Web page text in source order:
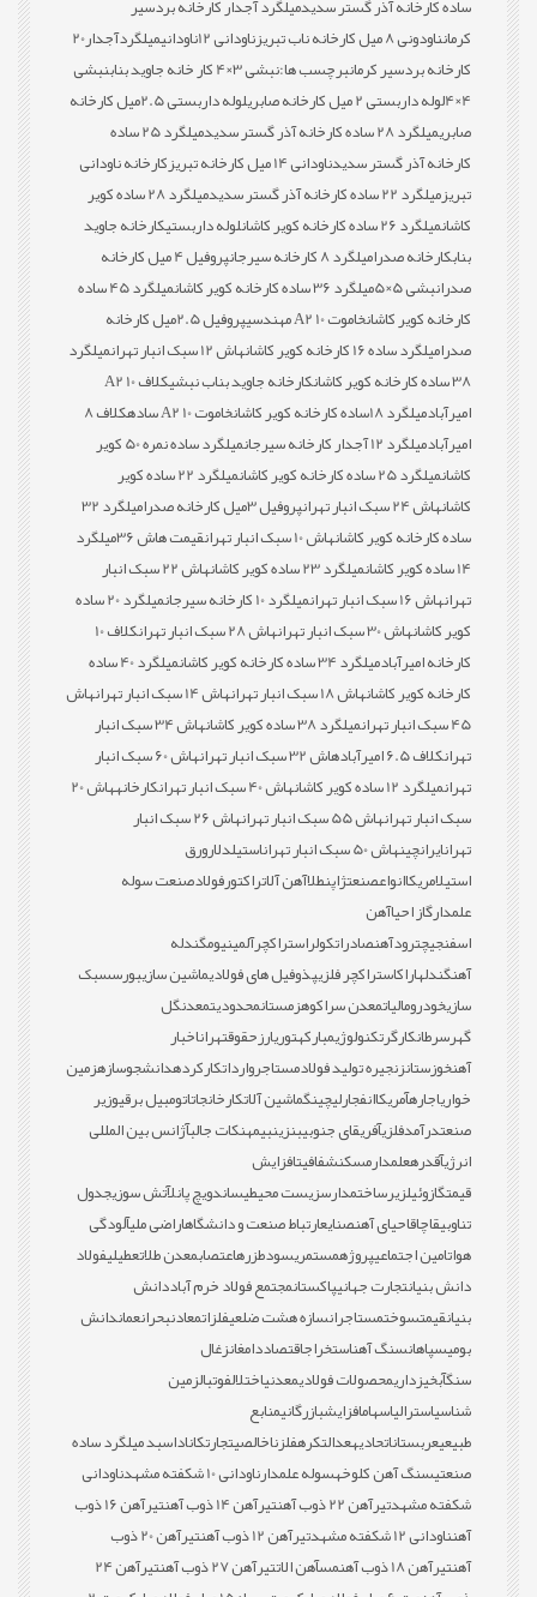
ساده کارخانه آذر گستر سدیدمیلگرد آجدار کارخانه بردسیر
کرمانناودونی 8 میل کارخانه ناب تبریز ناودانی 12 ناودانی
میلگردآجدار20
کارخانه بردسیر کرمانبرچسب ها:نبشی 3×4 کار خانه جاوید بناب
نبشی
4×4 لوله داربستی 2 میل کارخانه صابری
لوله داربستی 2.5میل کارخانه
صابریمیلگرد 28 ساده کارخانه آذر گستر سدید
میلگرد 25 ساده
کارخانه آذر گستر سدیدناودانی 14 میل کارخانه تبریز
کارخانه ناودانی
تبریزمیلگرد 22 ساده کارخانه آذر گستر سدید
میلگرد 28 ساده کویر
کاشانمیلگرد 26 ساده کارخانه کویر کاشان لوله داربستیکارخانه جاوید
بنابکارخانه صدرامیلگرد 8 کارخانه سیرجان
پروفیل 4 میل کارخانه
صدرانبشی 5×5 میلگرد 36 ساده کارخانه کویر کاشان
میلگرد 45 ساده
کارخانه کویر کاشانخاموت 10 A2 مهندسی
پروفیل 2.5میل کارخانه
صدرامیلگرد ساده 16 کارخانه کویر کاشان هاش 12 سبک انبار تهران
میلگرد
38 ساده کارخانه کویر کاشان
کارخانه جاوید بناب نبشی
کلاف 10 A2
امیرآبادمیلگرد 18ساده کارخانه کویر کاشان خاموت 10 A2 ساده
کلاف 8
امیرآبادمیلگرد 12 آجدار کارخانه سیرجان
میلگرد ساده نمره 50 کویر
کاشانمیلگرد 25 ساده کارخانه کویر کاشان
میلگرد 22 ساده کویر
کاشانهاش 24 سبک انبار تهران پروفیل 3میل کارخانه صدرا
میلگرد 32
ساده کارخانه کویر کاشانهاش 10 سبک انبار تهران قیمت هاش 36
میلگرد
14 ساده کویر کاشان
میلگرد 23 ساده کویر کاشان
هاش 22 سبک انبار
تهرانهاش 16 سبک انبار تهران میلگرد 10 کارخانه سیرجان
میلگرد 20 ساده
کویر کاشانهاش 30 سبک انبار تهران هاش 28 سبک انبار تهران
کلاف 10
کارخانه امیرآبادمیلگرد 34 ساده کارخانه کویر کاشان
میلگرد 40 ساده
کارخانه کویر کاشانهاش 18 سبک انبار تهران هاش 14 سبک انبار تهران
هاش
45 سبک انبار تهران
میلگرد 38 ساده کویر کاشان
هاش 34 سبک انبار
تهرانکلاف 6.5 امیرآباد هاش 32 سبک انبار تهران
هاش 60 سبک انبار
تهرانمیلگرد 12 ساده کویر کاشان هاش 40 سبک انبار تهران کارخانه
هاش 20
سبک انبار تهرانهاش 55 سبک انبار تهران
هاش 26 سبک انبار
تهرانایرانچینهاش 50 سبک انبار تهران استیلدلارورق
استیلامریکاانواعصنعتژاپنطلاآهن آلاتراکتورفولادصنعت سوله
علمدارگاز احیاآهن
اسفنجیچترودآهنصادراتکولراستراکچرآلمینیومگندله
آهنگندلهاراکاستراکچر فلزیپذوفیل های فولادیماشین سازیبورسسبک
سازیخودرومالیاتمعدن سراکوهزمستانمحدودیتمعدنگل
گهرسرطانکارگرتکنولوژیمبارکهتوریارزحقوقتهراناخبار
آهنخوزستانزنجیره تولید فولادمستاجروارداتکارکردهدانشجوسازهزمین
خواریاجارهآمریکاانفجارلیچینگماشین آلاتکارخانجاتاتومبیل برقیوزیر
صنعتدرآمدفلزیآفریقای جنوبیبنزینبیمهنکات جالبآژانس بین المللی
انرژیآقدرهعلمدارمسکنشفافیتافزایش
قیمتگازوئیلزیرساختمدارسزیست محیطیساندویچ پانلآتش سوزیجدول
تناوبیقاچاقاحیای آهنصنایعارتباط صنعت و دانشگاهاراضی ملیآلودگی
هواتامین اجتماعیپروژهمستمریسودطزرهاعتصابمعدن طلاتعطیلیفولاد
دانش بنیانتجارت جهانیپاکستانمجتمع فولاد خرم آباددانش
بنیانقیمتسوختمستاجرانسازه هشت ضلعیفلزاتمعادنبحرانعماندانش
بومیسپاهانسنگ آهناستخراجاقتصاددامغانزغال
سنگآبخیزداریمحصولات فولادیمعدنیاختلالفوتبالزمین
شناسیاسترالیاسهامافزایشبازرگانیمنابع
طبیعیعربستاناتحادیهعدالتکرهفلزناخالصیتجارتکاناداسبد میلگرد ساده
صنعتیسنگ آهن کلوخهسوله علمدارناودانی 10 شکفته مشهد
ناودانی
شکفته مشهدتیرآهن 22 ذوب آهن تیرآهن 14 ذوب آهن
تیرآهن 16 ذوب
آهنناودانی 12 شکفته مشهد تیرآهن 12 ذوب آهن
تیرآهن 20 ذوب
آهنتیرآهن 18 ذوب آهن مسآهن الاتتیرآهن 27 ذوب آهن
تیرآهن 24